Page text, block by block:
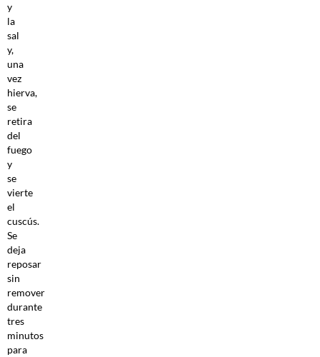
y
la
sal
y,
una
vez
hierva,
se
retira
del
fuego
y
se
vierte
el
cuscús.
Se
deja
reposar
sin
remover
durante
tres
minutos
para